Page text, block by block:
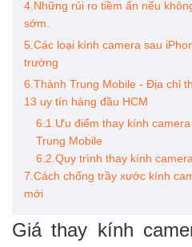
4.Những rủi ro tiềm ẩn nếu
sớm.
5.Các loại kính camera sau
trường
6.Thành Trung Mobile - Địa chỉ
13 uy tín hàng đầu HCM
6.1.Ưu điểm thay kính
Trung Mobile
6.2.Quy trình thay kính
7.Cách chống trầy xước kính
mới
Giá thay kính